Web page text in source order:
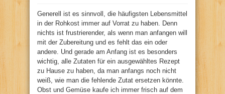
Generell ist es sinnvoll, die häufigsten Lebensmittel
in der Rohkost immer auf Vorrat zu haben. Denn
nichts ist frustrierender, als wenn man anfangen will
mit der Zubereitung und es fehlt das ein oder
andere. Und gerade am Anfang ist es besonders
wichtig, alle Zutaten für ein ausgewähltes Rezept
zu Hause zu haben, da man anfangs noch nicht
weiß, wie man die fehlende Zutat ersetzen könnte.
Obst und Gemüse kaufe ich immer frisch auf dem